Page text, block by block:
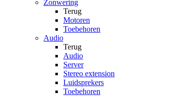
Zonwering
Terug
Motoren
Toebehoren
Audio
Terug
Audio
Server
Stereo extension
Luidsprekers
Toebehoren